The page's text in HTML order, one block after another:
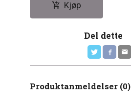
Kjøp
Del dette
Produktanmeldelser (0)